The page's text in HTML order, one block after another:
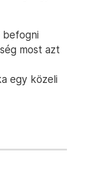
befogni
most azt
egy közeli